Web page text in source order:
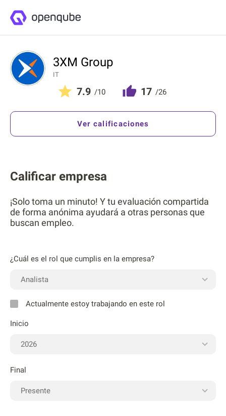
3XM Group
IT
7.9 /10 17 /26
Ver calificaciones
Calificar empresa
¡Solo toma un minuto! Y tu evaluación compartida
de forma anónima ayudará a otras personas que
buscan empleo.
¿Cuál es el rol que cumplis en la empresa?
Actualmente estoy trabajando en este rol
Inicio
Final